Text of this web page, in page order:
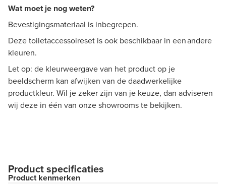
Wat moet je nog weten?
Bevestigingsmateriaal is inbegrepen.
Deze toiletaccessoireset is ook beschikbaar in een andere
kleuren.
Let op: de kleurweergave van het product op je
beeldscherm kan afwijken van de daadwerkelijke
productkleur. Wil je zeker zijn van je keuze, dan adviseren
wij deze in één van onze showrooms te bekijken.
Product specificaties
Product kenmerken